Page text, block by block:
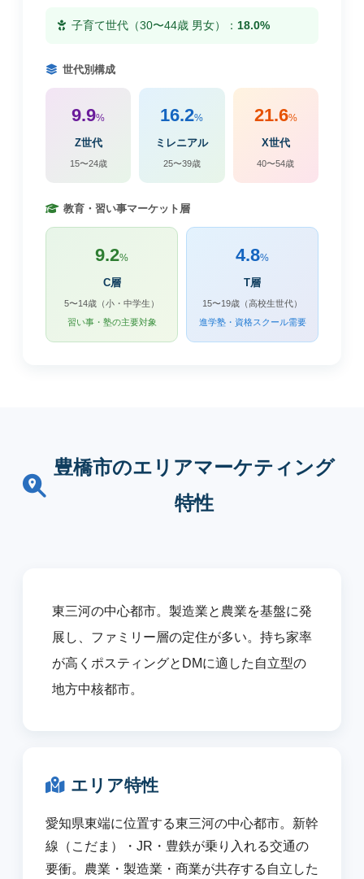
子育て世代（30〜44歳 男女）： 18.0%
世代別構成
9.9%
Z世代
15〜24歳
16.2%
ミレニアル
25〜39歳
21.6%
X世代
40〜54歳
教育・習い事マーケット層
9.2%
C層
5〜14歳（小・中学生）
習い事・塾の主要対象
4.8%
T層
15〜19歳（高校生世代）
進学塾・資格スクール需要
豊橋市のエリアマーケティング
特性
東三河の中心都市。製造業と農業を基盤に発
展し、ファミリー層の定住が多い。持ち家率
が高くポスティングとDMに適した自立型の
地方中核都市。
エリア特性
愛知県東端に位置する東三河の中心都市。新幹
線（こだま）・JR・豊鉄が乗り入れる交通の
要衝。農業・製造業・商業が共存する自立した